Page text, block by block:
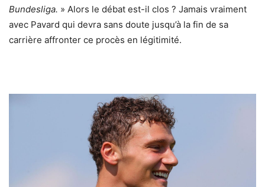
Bundesliga. » Alors le débat est-il clos ? Jamais vraiment
avec Pavard qui devra sans doute jusqu’à la fin de sa
carrière affronter ce procès en légitimité.